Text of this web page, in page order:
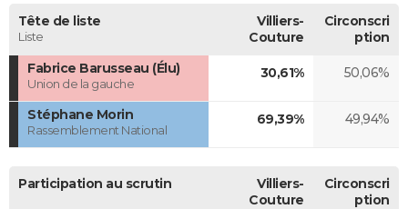
Tête de liste
Liste
Villiers-
Couture
Circonscri
ption
Fabrice Barusseau (Élu)
Union de la gauche
30,61% 50,06%
Stéphane Morin
Rassemblement National
69,39% 49,94%
Participation au scrutin
Villiers-
Couture
Circonscri
ption